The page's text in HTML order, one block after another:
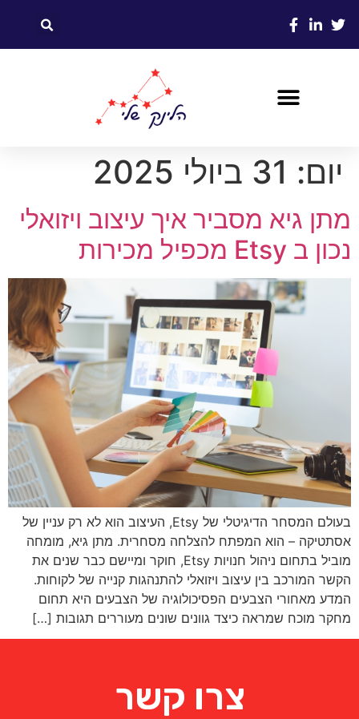
יום: 31 ביולי 2025
מתן גיא מסביר איך עיצוב ויזואלי
נכון ב Etsy מכפיל מכירות
בעולם המסחר הדיגיטלי של Etsy, העיצוב הוא לא רק עניין של
אסתטיקה – הוא המפתח להצלחה מסחרית. מתן גיא, מומחה
מוביל בתחום ניהול חנויות Etsy, חוקר ומיישם כבר שנים את
הקשר המורכב בין עיצוב ויזואלי להתנהגות קנייה של לקוחות.
המדע מאחורי הצבעים הפסיכולוגיה של הצבעים היא תחום
מחקר מוכח שמראה כיצד גוונים שונים מעוררים תגובות […]
צרו קשר